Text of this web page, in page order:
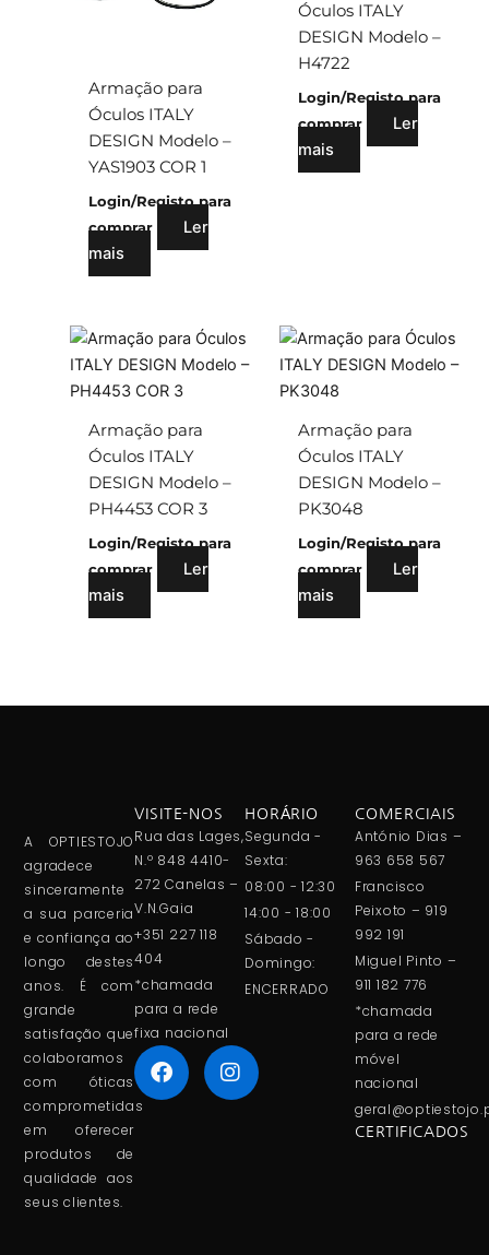
Armação para
Óculos ITALY
DESIGN Modelo –
YAS1903 COR 1
Login/Registo para
comprar
Ler
mais
Óculos ITALY
DESIGN Modelo –
H4722
Login/Registo para
comprar
Ler
mais
Armação para
Óculos ITALY
DESIGN Modelo –
PH4453 COR 3
Login/Registo para
comprar
Ler
mais
Armação para
Óculos ITALY
DESIGN Modelo –
PK3048
Login/Registo para
comprar
Ler
mais
A OPTIESTOJO
agradece
sinceramente
a sua parceria
e confiança ao
longo destes
anos. É com
grande
satisfação que
colaboramos
com óticas
comprometidas
em oferecer
produtos de
qualidade aos
seus clientes.
VISITE-NOS
Rua das Lages,
N.º 848 4410-
272 Canelas –
V.N.Gaia
+351 227 118
404
*chamada
para a rede
fixa nacional
HORÁRIO
Segunda -
Sexta:
08:00 - 12:30
14:00 - 18:00
Sábado -
Domingo:
ENCERRADO
COMERCIAIS
António Dias –
963 658 567
Francisco
Peixoto – 919
992 191
Miguel Pinto –
911 182 776
*chamada
para a rede
móvel
nacional
CERTIFICADOS